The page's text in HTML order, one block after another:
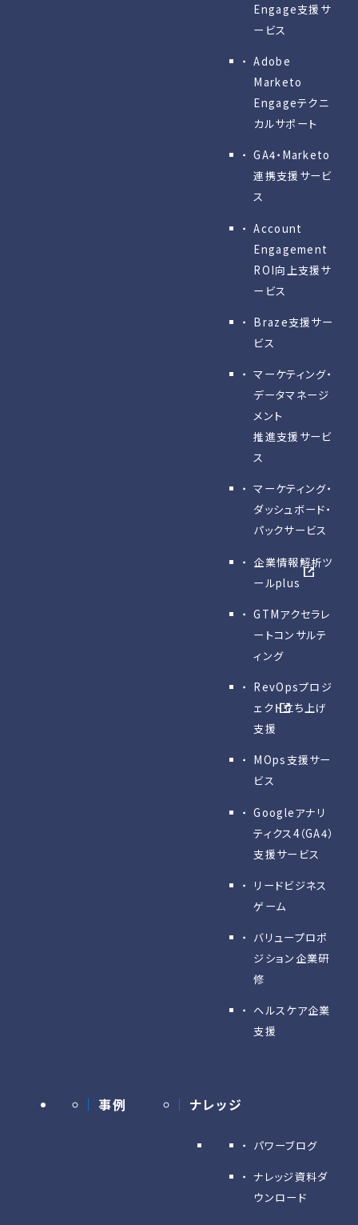
Engage⽀援サ
ービス
Adobe
Marketo
Engageテクニ
カルサポート
GA4・Marketo
連携支援サービ
ス
Account
Engagement
ROI向上支援サ
ービス
Braze支援サー
ビス
マーケティング・
データマネージ
メント
推進支援サービ
ス
マーケティング・
ダッシュボード・
パックサービス
企業情報解析ツ
ールplus
GTMアクセラレ
ートコンサルテ
ィング
RevOpsプロジ
ェクト立ち上げ
支援
MOps支援サー
ビス
Googleアナリ
ティクス4（GA4）
支援サービス
リードビジネス
ゲーム
バリュープロポ
ジション企業研
修
ヘルスケア企業
支援
事例 ナレッジ
パワーブログ
ナレッジ資料ダ
ウンロード